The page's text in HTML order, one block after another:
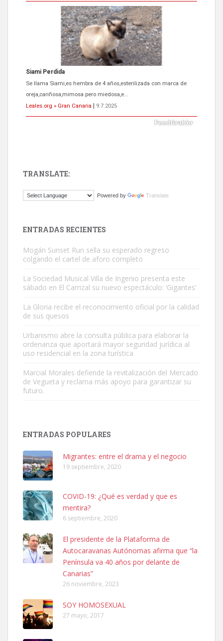
Siami Perdida
Se llama Siami,es hembra de 4 años,esterilizada con marca de
oreja,cariñosa,mimosa pero miedosa,e...
Leales.org » Gran Canaria
9.7.2025
El ayuntamiento se va a llevar a Los Gatos callejeros de la zona los
Este gato macho ha aparecido en la calle hace menos de un mes,
Leales.org » Gran Canaria | 9.7.2025
Leales.org » Gran Canaria
SHIBA PERDIDO AVDA JOSE MESA Y LOPEZ
PERRO MACHO RAZA SHIBA CON MICROCHIP PERDIDO HOY
06/07/2025 ZONA MESA Y LOPEZ. ES MUY ASUSTADIZO
Leales.org » Gran Canaria
6.7.2025
TRANSLATE:
Powered by Translate
ENTRADAS RECIENTES
Mogán Sunset Run sella su esperado regreso
colgando el cartel de aforo completo
La Sociedad Musical Villa de Ingenio presenta este
sábado en El Carrizal su nuevo espectáculo: ‘Gigantes’
La Gloria recibe el reconocimiento oficial por la calidad
de sus quesos
Urbanismo abre la consulta pública para elaborar la
ordenanza que aportará mayor seguridad jurídica al
uso residencial en la zona turística
Marcial Morales defiende la revitalización del Mercado
de Vegueta y reclama más apoyo para garantizar su
futuro.
ENTRADAS POPULARES
Migrantes: entre el drama y el negocio
19 septiembre, 2020
COVID-19: ¿Qué es verdad y que es
mentira?
6 septiembre, 2020
El presidente de la Plataforma de
Autocaravanas Autónomas afirma que “la
Península va 40 años por delante de
Canarias”
26 noviembre, 2023
SOY HOMOSEXUAL
27 mayo, 2017